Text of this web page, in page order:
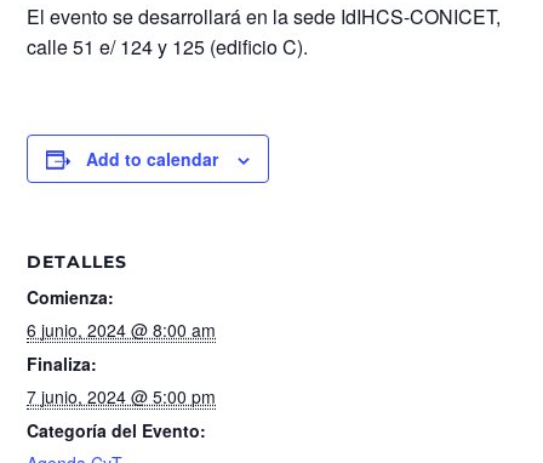
El evento se desarrollará en la sede IdIHCS-CONICET,
calle 51 e/ 124 y 125 (edificio C).
Add to calendar
DETALLES
Comienza:
6 junio, 2024 @ 8:00 am
Finaliza:
7 junio, 2024 @ 5:00 pm
Categoría del Evento: